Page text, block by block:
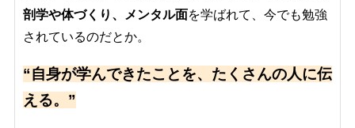
剖学や体づくり、メンタル面を学ばれて、今でも勉強
されているのだとか。
“自身が学んできたことを、たくさんの人に伝
える。”